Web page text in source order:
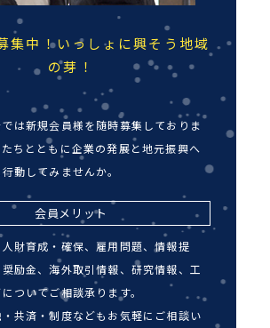
集中！いっしょに興そう地域
の芽！
は新規会員様を随時募集しておりま
ちとともに企業の発展と地元振興へ
動してみませんか。
会員メリット
財育成・確保、雇用問題、情報提
励金、海外取引情報、研究情報、工
ついてご相談承ります。
共済・制度などもお気軽にご相談い